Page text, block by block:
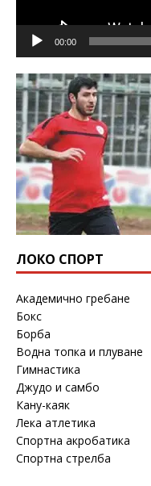
00:00
ЛОКО СПОРТ
Академично гребане
Бокс
Борба
Водна топка и плуване
Гимнастика
Джудо и самбо
Кану-каяк
Лека атлетика
Спортна акробатика
Спортна стрелба